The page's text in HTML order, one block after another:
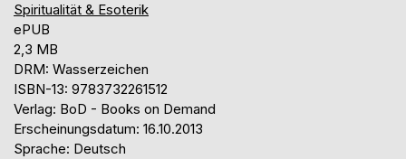
Spiritualität & Esoterik
ePUB
2,3 MB
DRM: Wasserzeichen
ISBN-13: 9783732261512
Verlag: BoD - Books on Demand
Erscheinungsdatum: 16.10.2013
Sprache: Deutsch